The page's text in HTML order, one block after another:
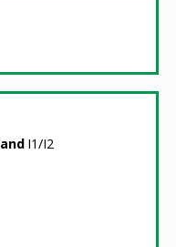
I1/I2